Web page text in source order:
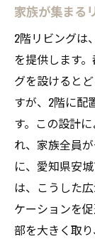
安城
2階リビ
子供
ホー
リビ
日常
家族
計
家族が集まる
2階リビングは
を提供します
グを設けると
すが、2階に配
す。この設計
れ、家族全員
に、愛知県安
は、こうした
ケーションを
部を大きく取